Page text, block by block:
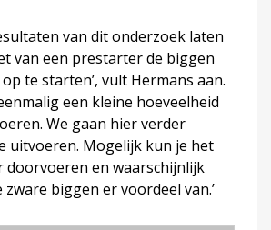
van dit onderzoek laten
van een prestarter de biggen
te starten’, vult Hermans aan.
een kleine hoeveelheid
We gaan hier verder
uitvoeren. Mogelijk kun je het
doorvoeren en waarschijnlijk
biggen er voordeel van.’